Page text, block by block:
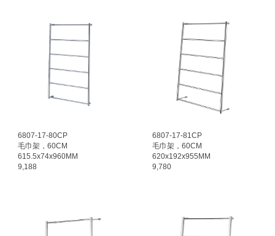
6807-17-80CP
毛巾架，60CM
615.5x74x960MM
9,188
6807-17-81CP
毛巾架，60CM
620x192x955 MM
9,780